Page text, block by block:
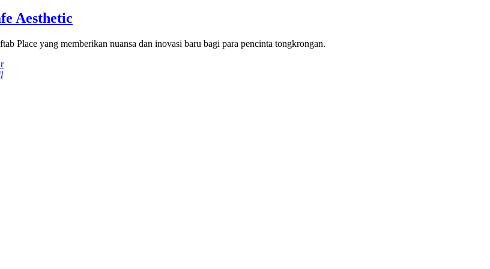
Aesthetic
Place yang memberikan nuansa dan inovasi baru bagi para pencinta tongkrongan.